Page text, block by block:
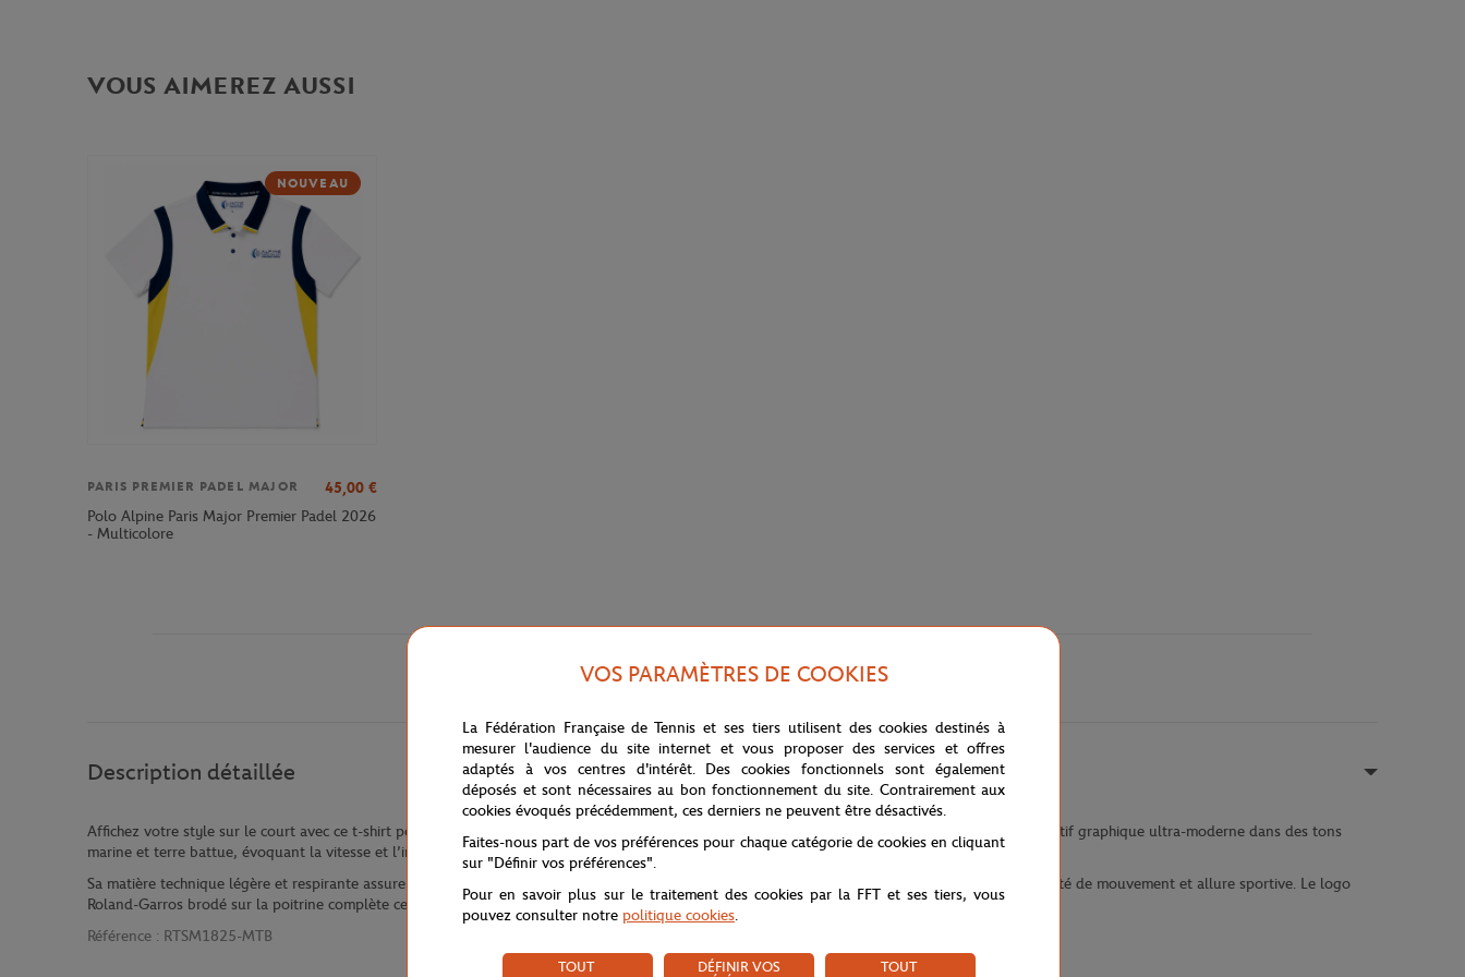
VOUS AIMEREZ AUSSI
NOUVEAU
PARIS PREMIER PADEL MAJOR 45,00 €
Polo Alpine Paris Major Premier Padel 2026
- Multicolore
Description détaillée
Affichez votre style sur le court avec ce t-shirt performance homme Roland-Garros. Conçu pour les joueurs dynamiques, il se distingue par son motif graphique ultra-moderne dans des tons
marine et terre battue, évoquant la vitesse et l’intensité du jeu.
Sa matière technique légère et respirante assure un confort optimal pendant l’effort. Doté d’un col rond et d’une coupe droite, ce t-shirt allie liberté de mouvement et allure sportive. Le logo
Roland-Garros brodé sur la poitrine complète cette pièce taillée pour les matchs comme pour le style.
Référence : RTSM1825-MTB
VOS PARAMÈTRES DE COOKIES
La Fédération Française de Tennis et ses tiers utilisent des cookies destinés à
mesurer l'audience du site internet et vous proposer des services et offres
adaptés à vos centres d'intérêt. Des cookies fonctionnels sont également
déposés et sont nécessaires au bon fonctionnement du site. Contrairement aux
cookies évoqués précédemment, ces derniers ne peuvent être désactivés.
Faites-nous part de vos préférences pour chaque catégorie de cookies en cliquant
sur "Définir vos préférences".
Pour en savoir plus sur le traitement des cookies par la FFT et ses tiers, vous
pouvez consulter notre politique cookies.
TOUT
DÉFINIR VOS
TOUT